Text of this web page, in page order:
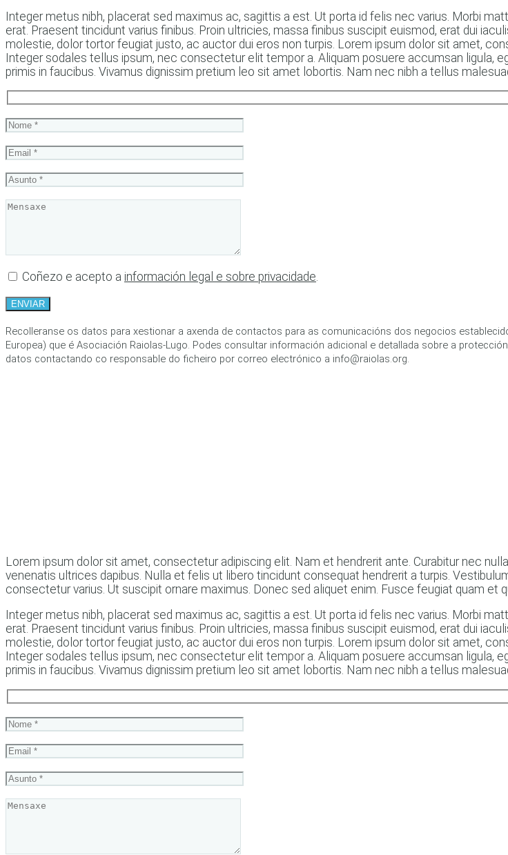
Integer metus nibh, placerat sed maximus ac, sagittis a est. Ut porta id felis nec varius. Morbi
erat. Praesent tincidunt varius finibus. Proin ultricies, massa finibus suscipit euismod, erat dui
molestie, dolor tortor feugiat justo, ac auctor dui eros non turpis. Lorem ipsum dolor sit amet,
Integer sodales tellus ipsum, nec consectetur elit tempor a. Aliquam posuere accumsan ligula,
primis in faucibus. Vivamus dignissim pretium leo sit amet lobortis. Nam nec nibh a tellus
Coñezo e acepto a información legal e sobre privacidade.
Recolleranse os datos para xestionar a axenda de contactos para as comunicacións dos negocios
Europea) que é Asociación Raiolas-Lugo. Podes consultar información adicional e detallada sobre a
datos contactando co responsable do ficheiro por correo electrónico a info@raiolas.org.
Lorem ipsum dolor sit amet, consectetur adipiscing elit. Nam et hendrerit ante. Curabitur nec
venenatis ultrices dapibus. Nulla et felis ut libero tincidunt consequat hendrerit a turpis.
consectetur varius. Ut suscipit ornare maximus. Donec sed aliquet enim. Fusce feugiat quam et
Integer metus nibh, placerat sed maximus ac, sagittis a est. Ut porta id felis nec varius. Morbi
erat. Praesent tincidunt varius finibus. Proin ultricies, massa finibus suscipit euismod, erat dui
molestie, dolor tortor feugiat justo, ac auctor dui eros non turpis. Lorem ipsum dolor sit amet,
Integer sodales tellus ipsum, nec consectetur elit tempor a. Aliquam posuere accumsan ligula,
primis in faucibus. Vivamus dignissim pretium leo sit amet lobortis. Nam nec nibh a tellus